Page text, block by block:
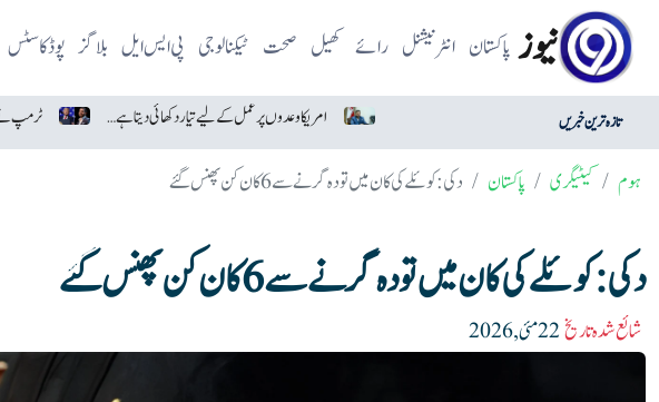
نیوز پاکستان انٹرنیشنل رائے کھیل صحت ٹیکنالوجی پی ایس ایل بلاگز پوڈکاسٹس
تازہ ترین خبریں امریکا وعدوں پر عمل کے لیے تیار دکھائی دیتا ہے: ایران
ہوم کیٹیگری پاکستان دکی: کوئلے کی کان میں تودہ گرنے سے 6 کان کن پھنس گئے
دکی: کوئلے کی کان میں تودہ گرنے سے 6 کان کن پھنس گئے
شائع شدہ تاریخ